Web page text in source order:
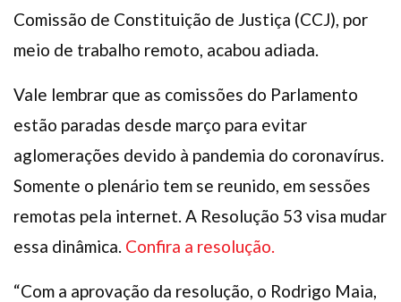
Comissão de Constituição de Justiça (CCJ), por
meio de trabalho remoto, acabou adiada.
Vale lembrar que as comissões do Parlamento
estão paradas desde março para evitar
aglomerações devido à pandemia do coronavírus.
Somente o plenário tem se reunido, em sessões
remotas pela internet. A Resolução 53 visa mudar
essa dinâmica. Confira a resolução.
“Com a aprovação da resolução, o Rodrigo Maia,